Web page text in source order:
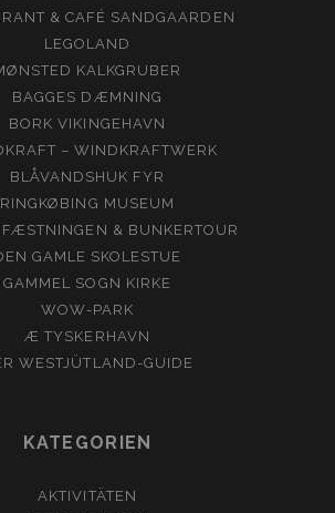
& CAFÉ SANDGAARDEN
LEGOLAND
KALKGRUBER
BAGGES DÆMNING
BORK VIKINGEHAVN
– WINDKRAFTWERK
BLÅVANDSHUK FYR
RINGKØBING MUSEUM
FÆSTNINGEN & BUNKERTOUR
GAMLE SKOLESTUE
GAMMEL SOGN KIRKE
WOW-PARK
Æ TYSKERHAVN
WESTJÜTLAND-GUIDE
KATEGORIEN
AKTIVITÄTEN